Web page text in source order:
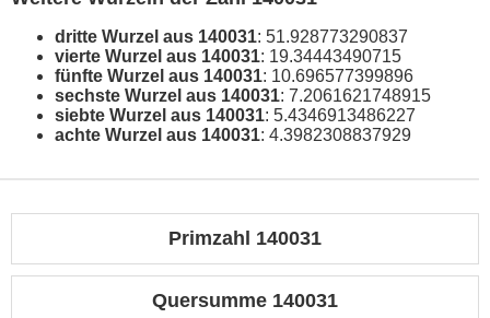
dritte Wurzel aus 140031: 51.928773290837
vierte Wurzel aus 140031: 19.34443490715
fünfte Wurzel aus 140031: 10.696577399896
sechste Wurzel aus 140031: 7.2061621748915
siebte Wurzel aus 140031: 5.4346913486227
achte Wurzel aus 140031: 4.3982308837929
Primzahl 140031
Quersumme 140031